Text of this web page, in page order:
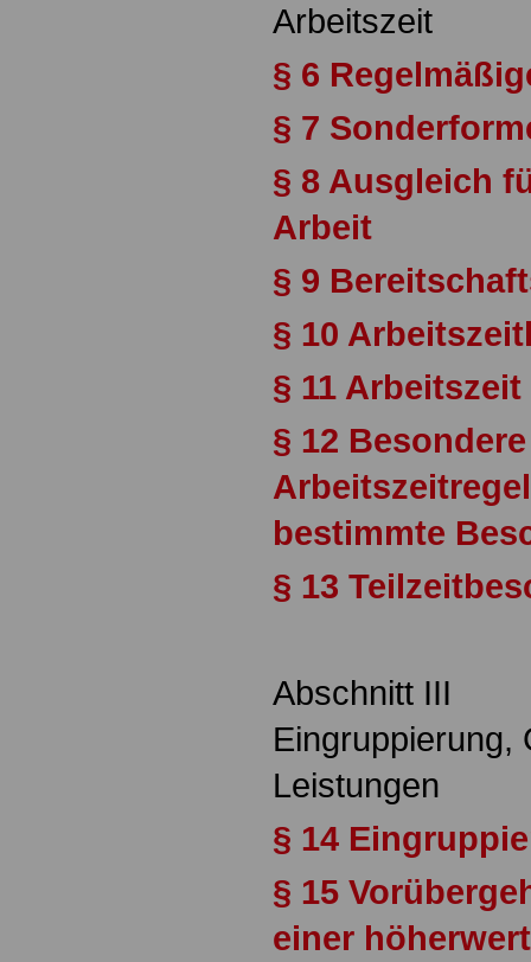
Arbeitszeit
§ 6
§ 7
§ 8 Ausgleich
Arbeit
§ 9
§ 10
§ 11
§ 12 Besondere
bestimmte
§ 13
Abschnitt III
Eingruppierung,
Leistungen
§ 14
§ 15
einer